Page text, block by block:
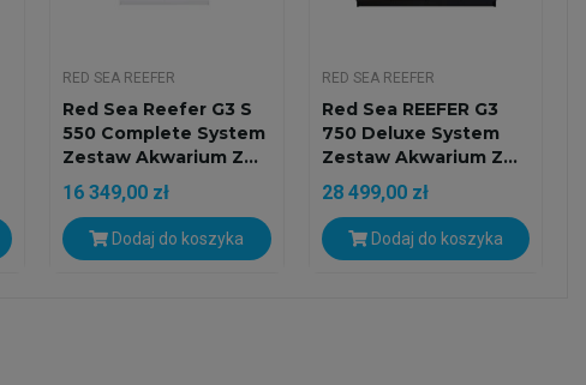
RED SEA REEFER
Red Sea Reefer G3 S
550 Complete System
Zestaw Akwarium Z...
16 349,00 zł
Dodaj do koszyka
RED SEA REEFER
Red Sea REEFER G3
750 Deluxe System
Zestaw Akwarium Z...
28 499,00 zł
Dodaj do koszyka